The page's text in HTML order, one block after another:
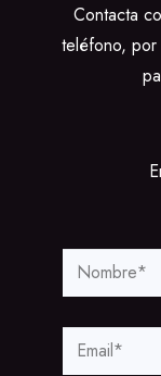
Contacta
teléfono, por